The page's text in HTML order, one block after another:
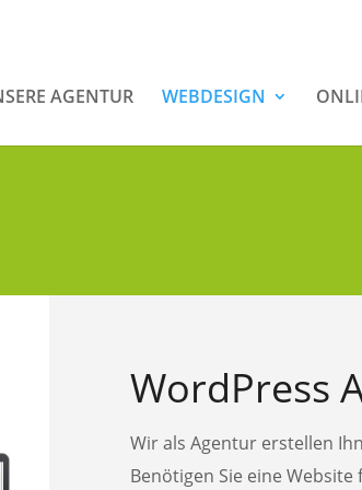
AGENTUR WEBDESIGN
WordPress
Wir als Agentur erstellen
Benötigen Sie eine